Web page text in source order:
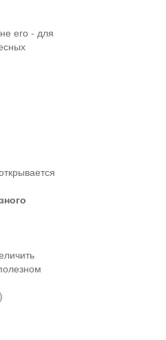
его - для
)